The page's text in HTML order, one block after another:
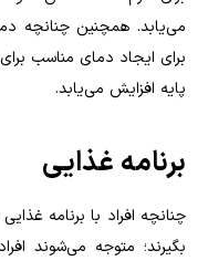
می‌یابد. همچنین چنانچه
برای ایجاد دمای مناسب
پایه افزایش می‌یابد.
برنامه غذایی
چنانچه افراد با برنامه
بگیرند؛ متوجه می‌شوند